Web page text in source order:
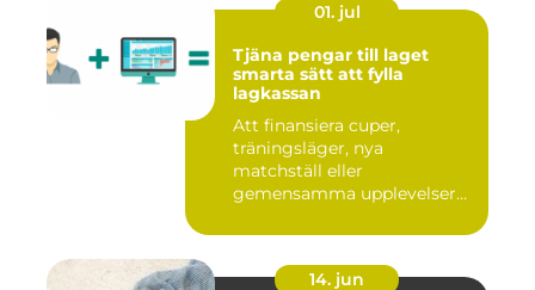
01. jul
Tjäna pengar till laget
smarta sätt att fylla
lagkassan
Att finansiera cuper,
träningsläger, nya
matchställ eller
gemensamma upplevelser
14. jun